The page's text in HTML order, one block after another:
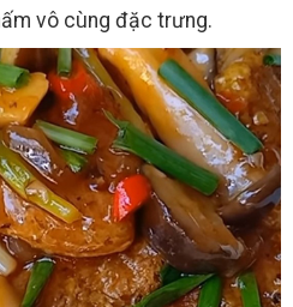
vô cùng đặc trưng.